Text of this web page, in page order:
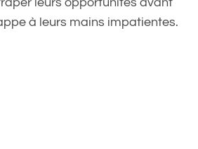
à leurs mains impatientes.